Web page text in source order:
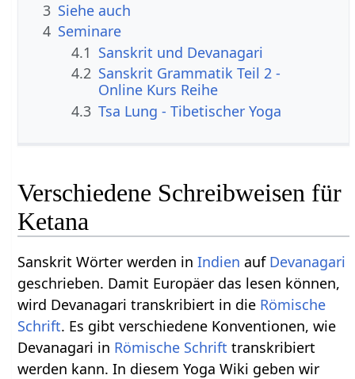
3 Siehe auch
4 Seminare
4.1 Sanskrit und Devanagari
4.2 Sanskrit Grammatik Teil 2 -
Online Kurs Reihe
4.3 Tsa Lung - Tibetischer Yoga
Verschiedene Schreibweisen für
Ketana
Sanskrit Wörter werden inIndien auf Devanagari
geschrieben. Damit Europäer das lesen können,
wird Devanagari transkribiert in die Römische
Schrift. Es gibt verschiedene Konventionen, wie
Devanagari in Römische Schrift transkribiert
werden kann. In diesem Yoga Wiki geben wir